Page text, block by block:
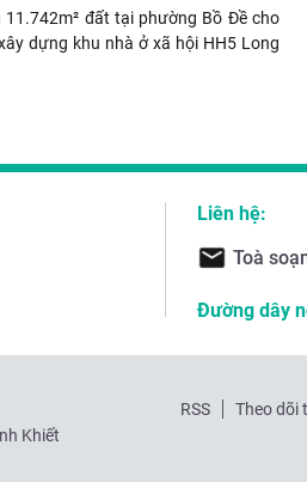
11.742m² đất tại phường Bồ Đề cho
dựng khu nhà ở xã hội HH5 Long
Liên hệ:
Toà
Đường dây
Khiết
RSS Theo dõi